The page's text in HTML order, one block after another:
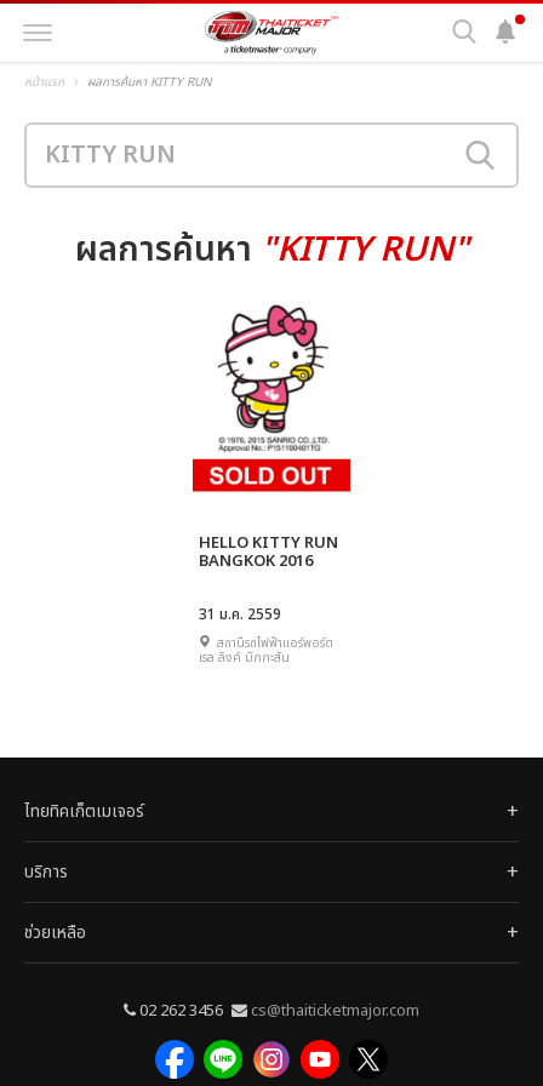
หน้าแรก ผลการค้นหา KITTY RUN
ผลการค้นหา "KITTY RUN"
HELLO KITTY RUN
BANGKOK 2016
31 ม.ค. 2559
สถานีรถไฟฟ้าแอร์พอร์ต
เรล ลิงค์ มักกะสัน
ไทยทิคเก็ตเมเจอร์
บริการ
ช่วยเหลือ
02 262 3456 cs@thaiticketmajor.com